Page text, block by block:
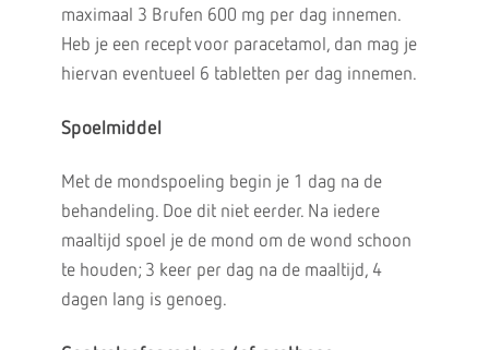
maximaal 3 Brufen 600 mg per dag innemen.
Heb je een recept voor paracetamol, dan mag je
hiervan eventueel 6 tabletten per dag innemen.
Spoelmiddel
Met de mondspoeling begin je 1 dag na de
behandeling. Doe dit niet eerder. Na iedere
maaltijd spoel je de mond om de wond schoon
te houden; 3 keer per dag na de maaltijd, 4
dagen lang is genoeg.